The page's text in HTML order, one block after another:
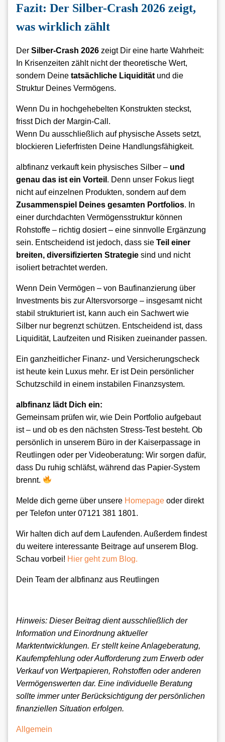
Fazit: Der Silber-Crash 2026 zeigt,
was wirklich zählt
Der Silber-Crash 2026 zeigt Dir eine harte Wahrheit:
In Krisenzeiten zählt nicht der theoretische Wert,
sondern Deine tatsächliche Liquidität und die
Struktur Deines Vermögens.
Wenn Du in hochgehebelten Konstrukten steckst,
frisst Dich der Margin-Call.
Wenn Du ausschließlich auf physische Assets setzt,
blockieren Lieferfristen Deine Handlungsfähigkeit.
albfinanz verkauft kein physisches Silber – und
genau das ist ein Vorteil . Denn unser Fokus liegt
nicht auf einzelnen Produkten, sondern auf dem
Zusammenspiel Deines gesamten Portfolios. In
einer durchdachten Vermögensstruktur können
Rohstoffe – richtig dosiert – eine sinnvolle Ergänzung
sein. Entscheidend ist jedoch, dass sie Teil einer
breiten, diversifizierten Strategie sind und nicht
isoliert betrachtet werden.
Wenn Dein Vermögen – von Baufinanzierung über
Investments bis zur Altersvorsorge – insgesamt nicht
stabil strukturiert ist, kann auch ein Sachwert wie
Silber nur begrenzt schützen. Entscheidend ist, dass
Liquidität, Laufzeiten und Risiken zueinander passen.
Ein ganzheitlicher Finanz- und Versicherungscheck
ist heute kein Luxus mehr. Er ist Dein persönlicher
Schutzschild in einem instabilen Finanzsystem.
albfinanz lädt Dich ein:
Gemeinsam prüfen wir, wie Dein Portfolio aufgebaut
ist – und ob es den nächsten Stress-Test besteht. Ob
persönlich in unserem Büro in der Kaiserpassage in
Reutlingen oder per Videoberatung: Wir sorgen dafür,
dass Du ruhig schläfst, während das Papier-System
brennt.
Melde dich gerne über unsere Homepage oder direkt
per Telefon unter 07121 381 1801.
Wir halten dich auf dem Laufenden. Außerdem findest
du weitere interessante Beitrage auf unserem Blog.
Schau vorbei! Hier geht zum Blog.
Dein Team der albfinanz aus Reutlingen
Hinweis: Dieser Beitrag dient ausschließlich der
Information und Einordnung aktueller
Marktentwicklungen. Er stellt keine Anlageberatung,
Kaufempfehlung oder Aufforderung zum Erwerb oder
Verkauf von Wertpapieren, Rohstoffen oder anderen
Vermögenswerten dar. Eine individuelle Beratung
sollte immer unter Berücksichtigung der persönlichen
finanziellen Situation erfolgen.
Categories
Allgemein